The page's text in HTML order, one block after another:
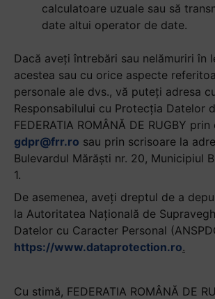
calculatoare uzuale sau să
date altui operator de date.
Dacă aveți întrebări sau nelămuriri în
acestea sau cu orice aspecte
personale ale dvs., vă puteți adresa
Responsabilului cu Protecția Datelor
FEDERATIA ROMÂNĂ DE RUGBY
gdpr@frr.ro sau prin scrisoare la
Bulevardul Mărăști nr. 20, Municipiul
1.
De asemenea, aveți dreptul de a
la Autoritatea Națională de
Datelor cu Caracter Personal
https://www.dataprotection.ro.
Cu stimă, FEDERATIA ROMÂNĂ DE